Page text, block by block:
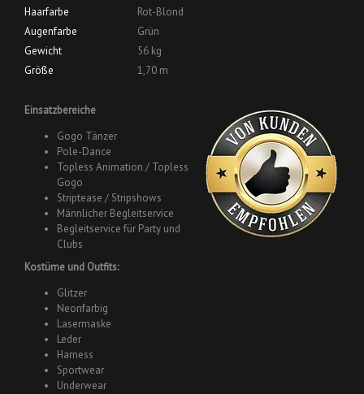
Haarfarbe
Rot-Blond
Augenfarbe
Grün
Gewicht
56 kg
Größe
1,70 m
Einsatzbereiche
Gogo Tänzer
Pole-Dance
Topless Animation / Topless
Gogo
Striptease / Stripshows
Männlicher Begleitservice
Begleitservice für Party und
Clubs
Kostüme und Outfits:
Glitzer
Neonfarbig
Lasermaske
Leder
Harness
Sportwear
Underwear